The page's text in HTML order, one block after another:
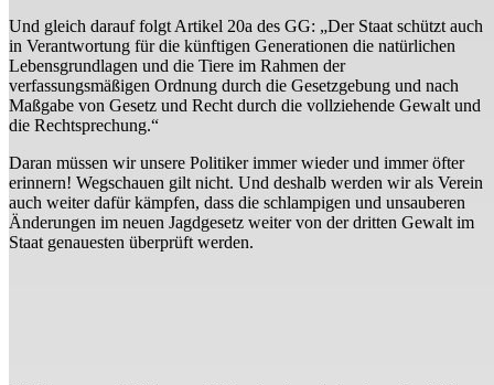
Und gleich darauf folgt Artikel 20a des GG: „Der Staat schützt auch
in Verantwortung für die künftigen Generationen die natürlichen
Lebensgrundlagen und die Tiere im Rahmen der
verfassungsmäßigen Ordnung durch die Gesetzgebung und nach
Maßgabe von Gesetz und Recht durch die vollziehende Gewalt und
die Rechtsprechung.“
Daran müssen wir unsere Politiker immer wieder und immer öfter
erinnern! Wegschauen gilt nicht. Und deshalb werden wir als Verein
auch weiter dafür kämpfen, dass die schlampigen und unsauberen
Änderungen im neuen Jagdgesetz weiter von der dritten Gewalt im
Staat genauesten überprüft werden.